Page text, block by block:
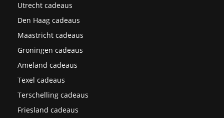
Utrecht cadeaus
Den Haag cadeaus
Maastricht cadeaus
Groningen cadeaus
Ameland cadeaus
Texel cadeaus
Terschelling cadeaus
Friesland cadeaus